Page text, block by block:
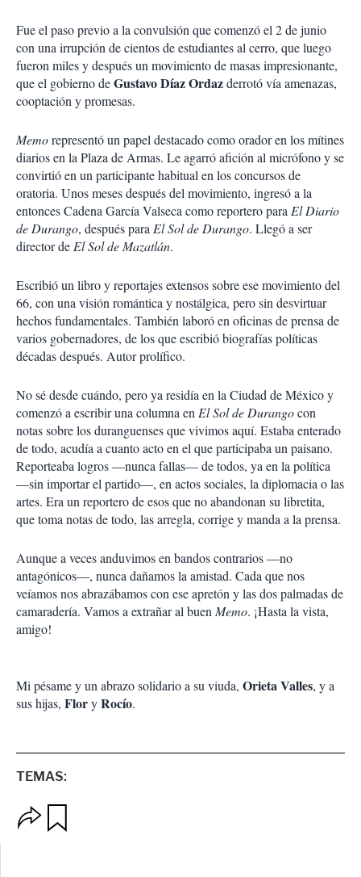
Fue el paso previo a la convulsión que comenzó el 2 de junio
con una irrupción de cientos de estudiantes al cerro, que luego
fueron miles y después un movimiento de masas impresionante,
que el gobierno deGustavo Díaz Ordazderrotó vía amenazas,
cooptación y promesas.
Memorepresentó un papel destacado como orador en los mítines
diarios en la Plaza de Armas. Le agarró afición al micrófono y se
convirtió en un participante habitual en los concursos de
oratoria. Unos meses después del movimiento, ingresó a la
entonces Cadena García Valseca como reportero para El Diario
de Durango, después para El Sol de Durango. Llegó a ser
director de El Sol de Mazatlán.
Escribió un libro y reportajes extensos sobre ese movimiento del
66, con una visión romántica y nostálgica, pero sin desvirtuar
hechos fundamentales. También laboró en oficinas de prensa de
varios gobernadores, de los que escribió biografías políticas
décadas después. Autor prolífico.
No sé desde cuándo, pero ya residía en la Ciudad de México y
comenzó a escribir una columna en El Sol de Durangocon
notas sobre los duranguenses que vivimos aquí. Estaba enterado
de todo, acudía a cuanto acto en el que participaba un paisano.
Reporteaba logros —nunca fallas— de todos, ya en la política
—sin importar el partido—, en actos sociales, la diplomacia o las
artes. Era un reportero de esos que no abandonan su libretita,
que toma notas de todo, las arregla, corrige y manda a la prensa.
Aunque a veces anduvimos en bandos contrarios —no
antagónicos—, nunca dañamos la amistad. Cada que nos
veíamos nos abrazábamos con ese apretón y las dos palmadas de
camaradería. Vamos a extrañar al buen Memo. ¡Hasta la vista,
amigo!
Mi pésame y un abrazo solidario a su viuda, Orieta Valles, y a
sus hijas, FloryRocío.
TEMAS:
p